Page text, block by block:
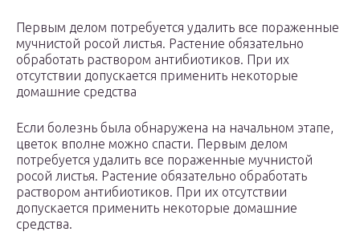
Первым делом потребуется удалить все пораженные
мучнистой росой листья. Растение обязательно
обработать раствором антибиотиков. При их
отсутствии допускается применить некоторые
домашние средства
Если болезнь была обнаружена на начальном этапе,
цветок вполне можно спасти. Первым делом
потребуется удалить все пораженные мучнистой
росой листья. Растение обязательно обработать
раствором антибиотиков. При их отсутствии
допускается применить некоторые домашние
средства.